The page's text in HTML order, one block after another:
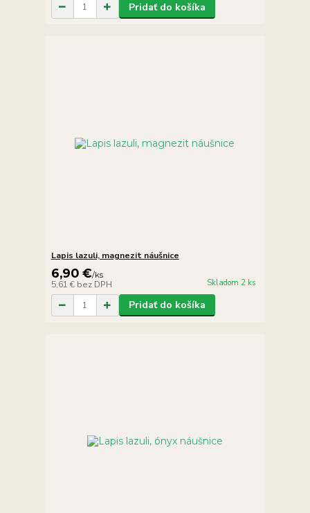
Pridať do košíka
Lapis lazuli, magnezit náušnice
6,90 €/ks
5,61 € bez DPH Skladom 2 ks
Pridať do košíka